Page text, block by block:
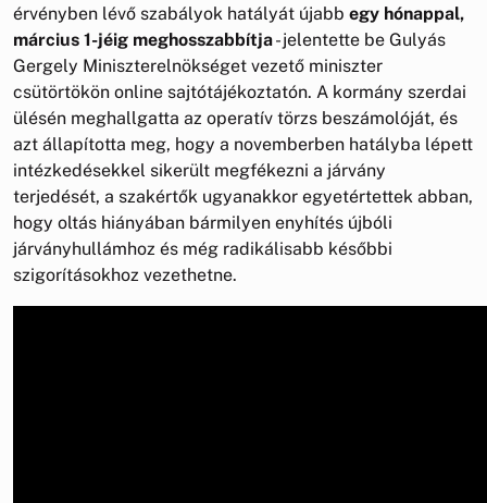
érvényben lévő szabályok hatályát újabb egy hónappal,
március 1-jéig meghosszabbítja- jelentette be Gulyás
Gergely Miniszterelnökséget vezető miniszter
csütörtökön online sajtótájékoztatón. A kormány szerdai
ülésén meghallgatta az operatív törzs beszámolóját, és
azt állapította meg, hogy a novemberben hatályba lépett
intézkedésekkel sikerült megfékezni a járvány
terjedését, a szakértők ugyanakkor egyetértettek abban,
hogy oltás hiányában bármilyen enyhítés újbóli
járványhullámhoz és még radikálisabb későbbi
szigorításokhoz vezethetne.